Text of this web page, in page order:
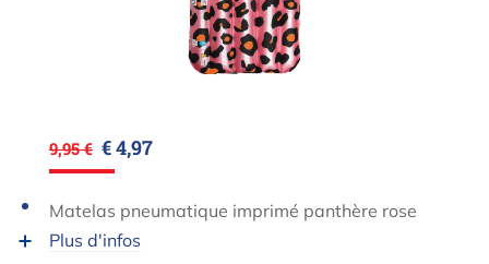
9,95 € € 4,97
Matelas pneumatique imprimé panthère rose
Plus d'infos